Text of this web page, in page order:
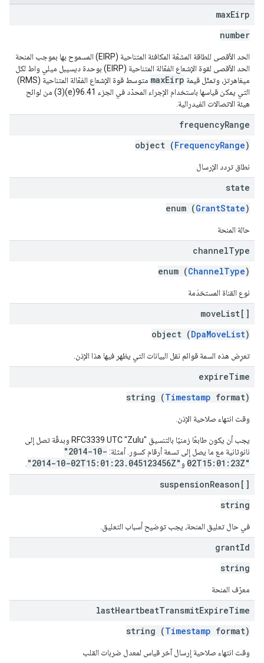
maxEirp
number
الحد الأقصى للطاقة المشعّة المكافئة المتناحية (EIRP) المسموح بها بموجب المنحة
الحد الأقصى لقوة الإشعاع الفعّالة المتناحية (EIRP) بوحدة ديسيبل ميلي واط لكل
ميغاهرتز، وتمثّل قيمة maxEirp
متوسط قوة الإشعاع الفعّالة المتناحية (RMS)
التي يمكن قياسها باستخدام الإجراء المحدّد في الجزء 96.41(e)(3) من لوائح
هيئة الاتصالات الفيدرالية.
frequencyRange
object (FrequencyRange)
نطاق تردد الإرسال
state
enum (GrantState)
حالة المنحة
channelType
enum (ChannelType)
نوع القناة المستخدَمة
moveList[]
object (DpaMoveList)
تعرِض هذه السمة قوائم نقل البيانات التي يظهر فيها هذا الإذن.
expireTime
string (Timestamp format)
وقت انتهاء صلاحية الإذن.
يجب أن يكون طابعًا زمنيًا بالتنسيق RFC3339 UTC "Zulu"‎ وبدقّة تصل إلى
نانوثانية مع ما يصل إلى تسعة أرقام كسور. أمثلة: "2014-10-
02T15:01:23Z" و "2014-10-02T15:01:23.045123456Z"
suspensionReason[]
string
في حال تعليق المنحة، يجب توضيح أسباب التعليق.
grantId
string
معرّف المنحة
lastHeartbeatTransmitExpireTime
string (Timestamp format)
وقت انتهاء صلاحية إرسال آخر قياس لمعدل ضربات القلب